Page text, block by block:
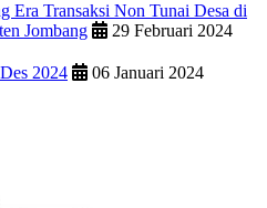
Era Transaksi Non Tunai Desa di
Jombang
29 Februari 2024
2024 06 Januari 2024